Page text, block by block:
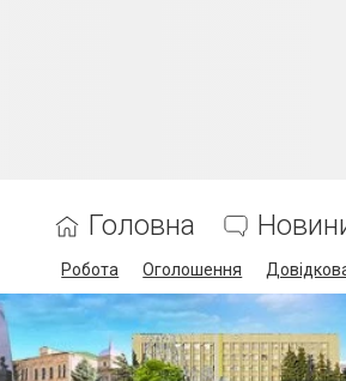
Головна
Робота Оголошення